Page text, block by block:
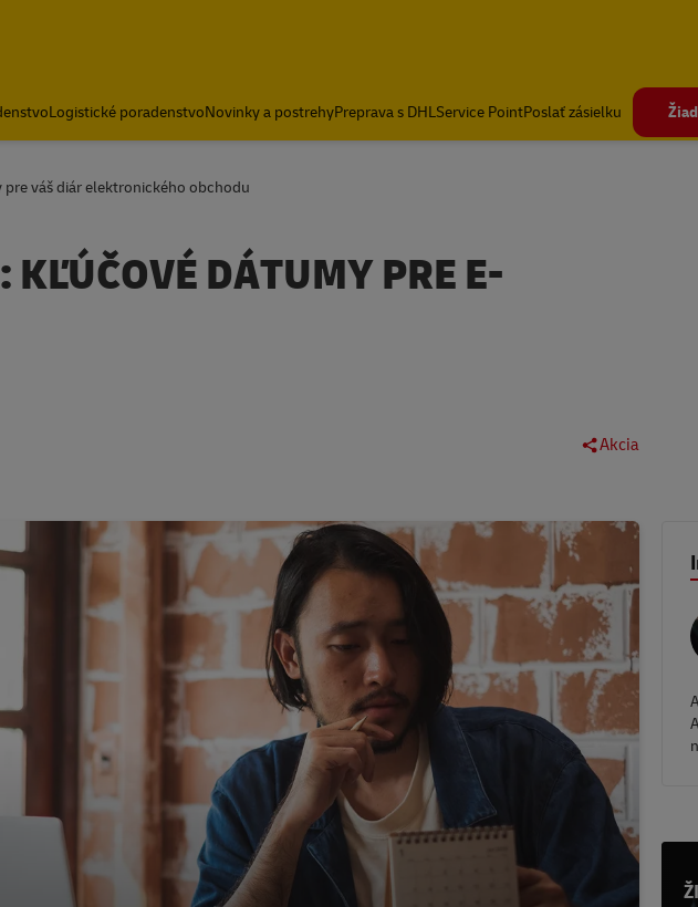
Logistické poradenstvoNovinky a postrehyPreprava s DHLService PointPoslať zásielku
váš diár elektronického obchodu
DÁTUMY PRE E-
Akcia